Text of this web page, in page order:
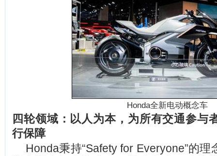
Honda全新电动概念车
四轮领域：以人为本，为所有交通参与
行保障
Honda秉持“Safety for Everyone”的